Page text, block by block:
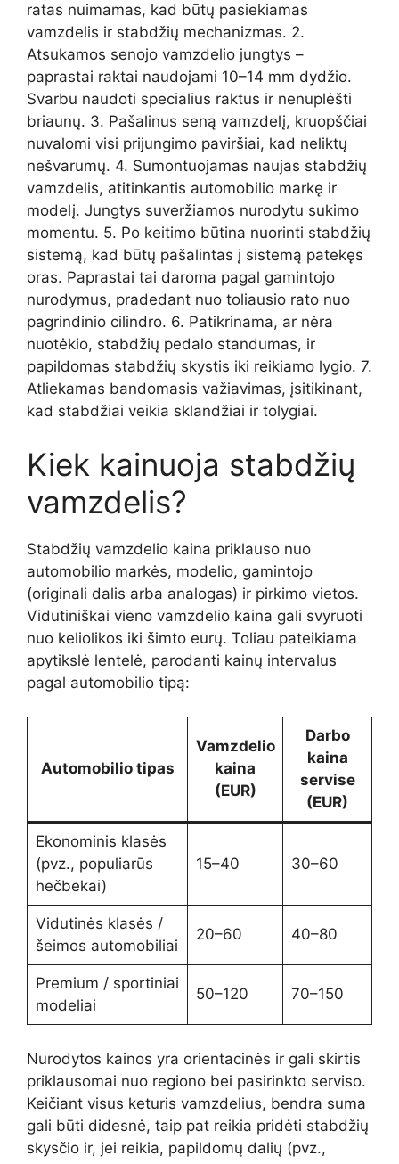
ratas nuimamas, kad būtų pasiekiamas
vamzdelis ir stabdžių mechanizmas. 2.
Atsukamos senojo vamzdelio jungtys –
paprastai raktai naudojami 10–14 mm dydžio.
Svarbu naudoti specialius raktus ir nenuplėšti
briaunų. 3. Pašalinus seną vamzdelį, kruopščiai
nuvalomi visi prijungimo paviršiai, kad neliktų
nešvarumų. 4. Sumontuojamas naujas stabdžių
vamzdelis, atitinkantis automobilio markę ir
modelį. Jungtys suveržiamos nurodytu sukimo
momentu. 5. Po keitimo būtina nuorinti stabdžių
sistemą, kad būtų pašalintas į sistemą patekęs
oras. Paprastai tai daroma pagal gamintojo
nurodymus, pradedant nuo toliausio rato nuo
pagrindinio cilindro. 6. Patikrinama, ar nėra
nuotėkio, stabdžių pedalo standumas, ir
papildomas stabdžių skystis iki reikiamo lygio. 7.
Atliekamas bandomasis važiavimas, įsitikinant,
kad stabdžiai veikia sklandžiai ir tolygiai.
Kiek kainuoja stabdžių
vamzdelis?
Stabdžių vamzdelio kaina priklauso nuo
automobilio markės, modelio, gamintojo
(originali dalis arba analogas) ir pirkimo vietos.
Vidutiniškai vieno vamzdelio kaina gali svyruoti
nuo keliolikos iki šimto eurų. Toliau pateikiama
apytikslė lentelė, parodanti kainų intervalus
pagal automobilio tipą:
Automobilio tipas
Vamzdelio
kaina
(EUR)
Darbo
kaina
servise
(EUR)
Ekonominis klasės
(pvz., populiarūs
hečbekai)
15–40 30–60
Vidutinės klasės /
šeimos automobiliai
20–60 40–80
Premium / sportiniai
modeliai
50–120 70–150
Nurodytos kainos yra orientacinės ir gali skirtis
priklausomai nuo regiono bei pasirinkto serviso.
Keičiant visus keturis vamzdelius, bendra suma
gali būti didesnė, taip pat reikia pridėti stabdžių
skysčio ir, jei reikia, papildomų dalių (pvz.,